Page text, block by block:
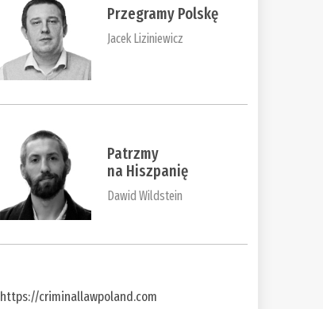
Przegramy Polskę
Jacek Liziniewicz
Patrzmy
na Hiszpanię
Dawid Wildstein
https://criminallawpoland.com